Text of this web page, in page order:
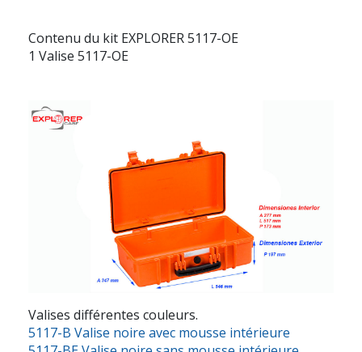
Contenu du kit EXPLORER 5117-OE
1 Valise 5117-OE
Valises différentes couleurs.
5117-B Valise noire avec mousse intérieure